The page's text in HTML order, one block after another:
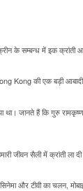
के सम्बन्ध में इक क्रांती आ
Kong की एक बड़ी
था। जानते हैं कि गुरु
जीवन सैली में क्रांती ला
और टीवी का चलन,